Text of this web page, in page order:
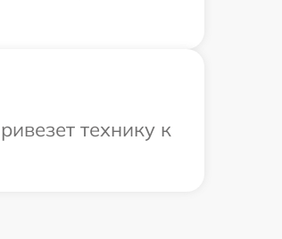
технику к